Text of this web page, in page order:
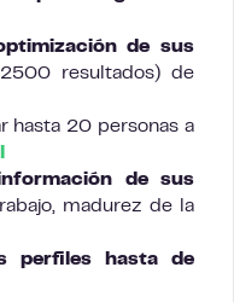
de sus
resultados) de
hasta 20 personas a
de sus
madurez de la
perfiles hasta de